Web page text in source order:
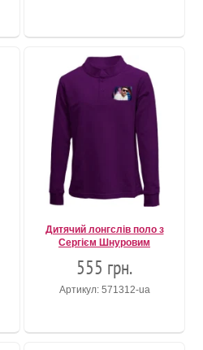
Дитячий лонгслів поло з
Сергієм Шнуровим
555 грн.
Артикул: 571312-ua